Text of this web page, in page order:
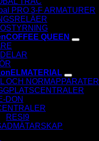
PRO 3-F ARMATURER
COFFEE QUEEN
ELMATERIAL
OCH NORMAPPARATER
DON
RESI9